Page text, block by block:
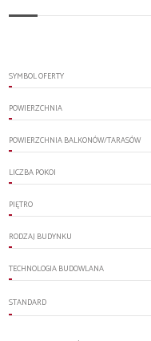
SYMBOL OFERTY
POWIERZCHNIA
POWIERZCHNIA BALKONÓW/TARASÓW
LICZBA POKOI
PIĘTRO
RODZAJ BUDYNKU
TECHNOLOGIA BUDOWLANA
STANDARD